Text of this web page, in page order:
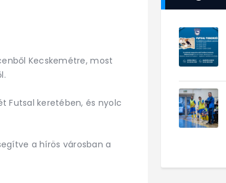
Kecskemétre, most
Futsal keretében, és nyolc
a hírös városban a